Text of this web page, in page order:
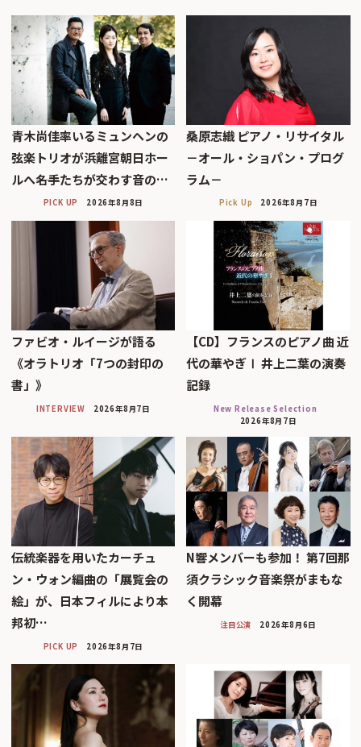
青木尚佳率いるミュンヘンの
弦楽トリオが浜離宮朝日ホー
ルへ――名手たちが交わす音の…
PICK UP 2026年8月8日
桑原志織 ピアノ・リサイタル
－オール・ショパン・プログ
ラム－
Pick Up 2026年8月7日
ファビオ・ルイージが語る
《オラトリオ「7つの封印の
書」》
INTERVIEW 2026年8月7日
【CD】フランスのピアノ曲 近
代の華やぎⅠ 井上二葉の演奏
記録
New Release Selection
2026年8月7日
伝統楽器を用いたカーチュ
ン・ウォン編曲の「展覧会の
絵」が、日本フィルにより本
邦初…
PICK UP 2026年8月7日
N響メンバーも参加！ 第7回那
須クラシック音楽祭がまもな
く開幕
注目公演 2026年8月6日